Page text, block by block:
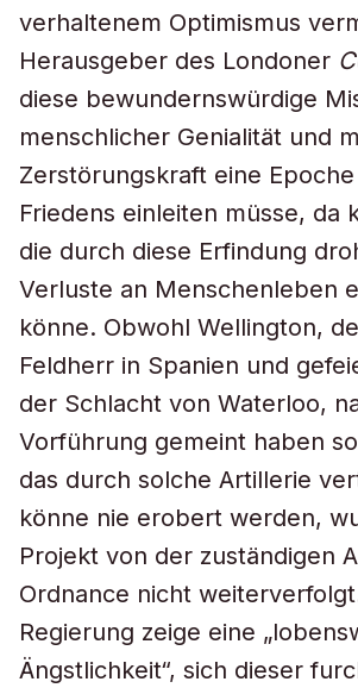
verhaltenem Optimismus
Herausgeber des Londoner
diese bewundernswürdige
menschlicher Genialität und
Zerstörungskraft eine
Friedens einleiten müsse, da
die durch diese Erfindung
Verluste an Menschenleben
könne. Obwohl Wellington,
Feldherr in Spanien und
der Schlacht von Waterloo,
Vorführung gemeint haben
das durch solche Artillerie
könne nie erobert werden,
Projekt von der zuständigen
Ordnance nicht
Regierung zeige eine
Ängstlichkeit“, sich dieser